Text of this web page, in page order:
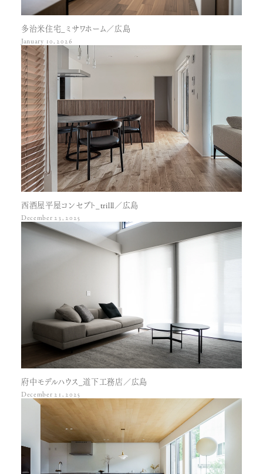
多治米住宅_ミサワホーム／広島
January 10, 2026
西酒屋平屋コンセプト_trilll／広島
December 23, 2025
府中モデルハウス_道下工務店／広島
December 21, 2025